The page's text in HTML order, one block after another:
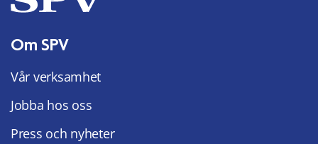
Om SPV
Vår verksamhet
Jobba hos oss
Press och nyheter